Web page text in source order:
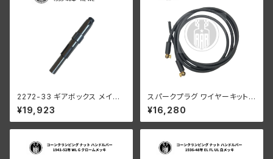
2272-33 ギアボックス メイン
シャフト 1933-1940年
¥19,923
スパークプラグ ワイヤーキット
ねじ込み式 真ちゅう製 イグニッ
ション 黒 ハーレーダビッドソン
¥16,280